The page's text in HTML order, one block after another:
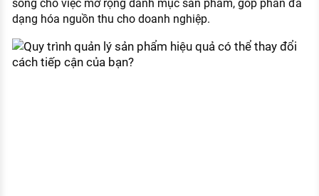
sống cho việc mở rộng danh mục sản phẩm, góp phần đa
dạng hóa nguồn thu cho doanh nghiệp.